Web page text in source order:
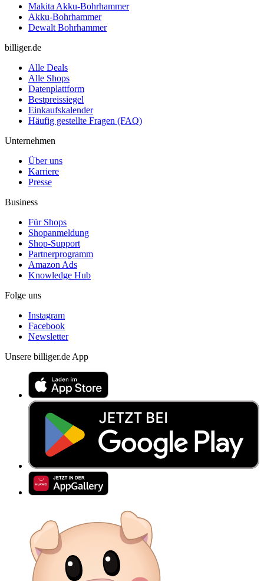
Makita Akku-Bohrhammer
Akku-Bohrhammer
Dewalt Bohrhammer
billiger.de
Alle Deals
Alle Shops
Datenplattform
Bestpreissiegel
Einkaufskalender
Häufig gestellte Fragen (FAQ)
Unternehmen
Über uns
Karriere
Presse
Business
Für Shops
Shopanmeldung
Shop-Support
Partnerprogramm
Amazon Ads
Knowledge Hub
Folge uns
Instagram
Facebook
Newsletter
Unsere billiger.de App